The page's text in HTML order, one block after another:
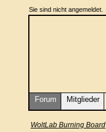
Sie sind nicht angemeldet.
Forum Mitglieder
WoltLab Burning Board